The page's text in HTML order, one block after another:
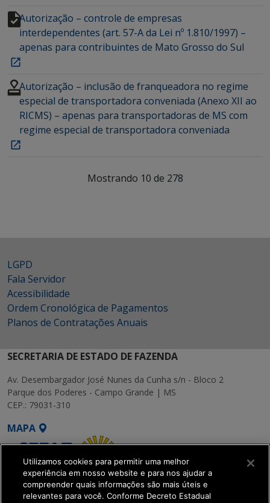
Autorização – controle de empresas
interdependentes (art. 57-A da Lei nº 1.810/1997) –
apenas para contribuintes de Mato Grosso do Sul
Autorização – inclusão de franqueadora no regime
especial de transportadora conveniada (Anexo XII ao
RICMS) – apenas para transportadoras de MS com
regime especial de transportadora conveniada
Mostrando 10 de 278
LGPD
Fala Servidor
Acessibilidade
Ordem Cronológica de Pagamentos
Planos de Contratações Anuais
SECRETARIA DE ESTADO DE FAZENDA
Av. Desembargador José Nunes da Cunha s/n - Bloco 2
Parque dos Poderes - Campo Grande | MS
CEP.: 79031-310
MAPA
Utilizamos cookies para permitir uma melhor
experiência em nosso website e para nos ajudar a
compreender quais informações são mais úteis e
relevantes para você. Conforme Decreto Estadual